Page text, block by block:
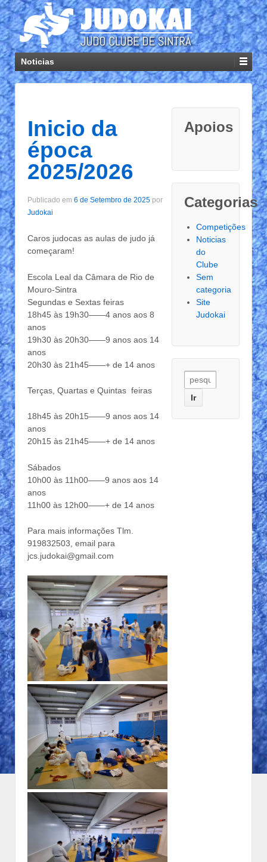
Noticias
Inicio da
época
2025/2026
Publicado em 6 de Setembro de 2025 por
Judokai
Caros judocas as aulas de judo já
começaram!
Escola Leal da Câmara de Rio de
Mouro-Sintra
Segundas e Sextas feiras
18h45 às 19h30——4 anos aos 8
anos
19h30 às 20h30——9 anos aos 14
anos
20h30 às 21h45——+ de 14 anos
Terças, Quartas e Quintas feiras
18h45 às 20h15——9 anos aos 14
anos
20h15 às 21h45——+ de 14 anos
Sábados
10h00 às 11h00——9 anos aos 14
anos
11h00 às 12h00——+ de 14 anos
Para mais informações Tlm.
919832503, email para
jcs.judokai@gmail.com
Apoios
Categorias
Competições
Noticias
do
Clube
Sem
categoria
Site
Judokai